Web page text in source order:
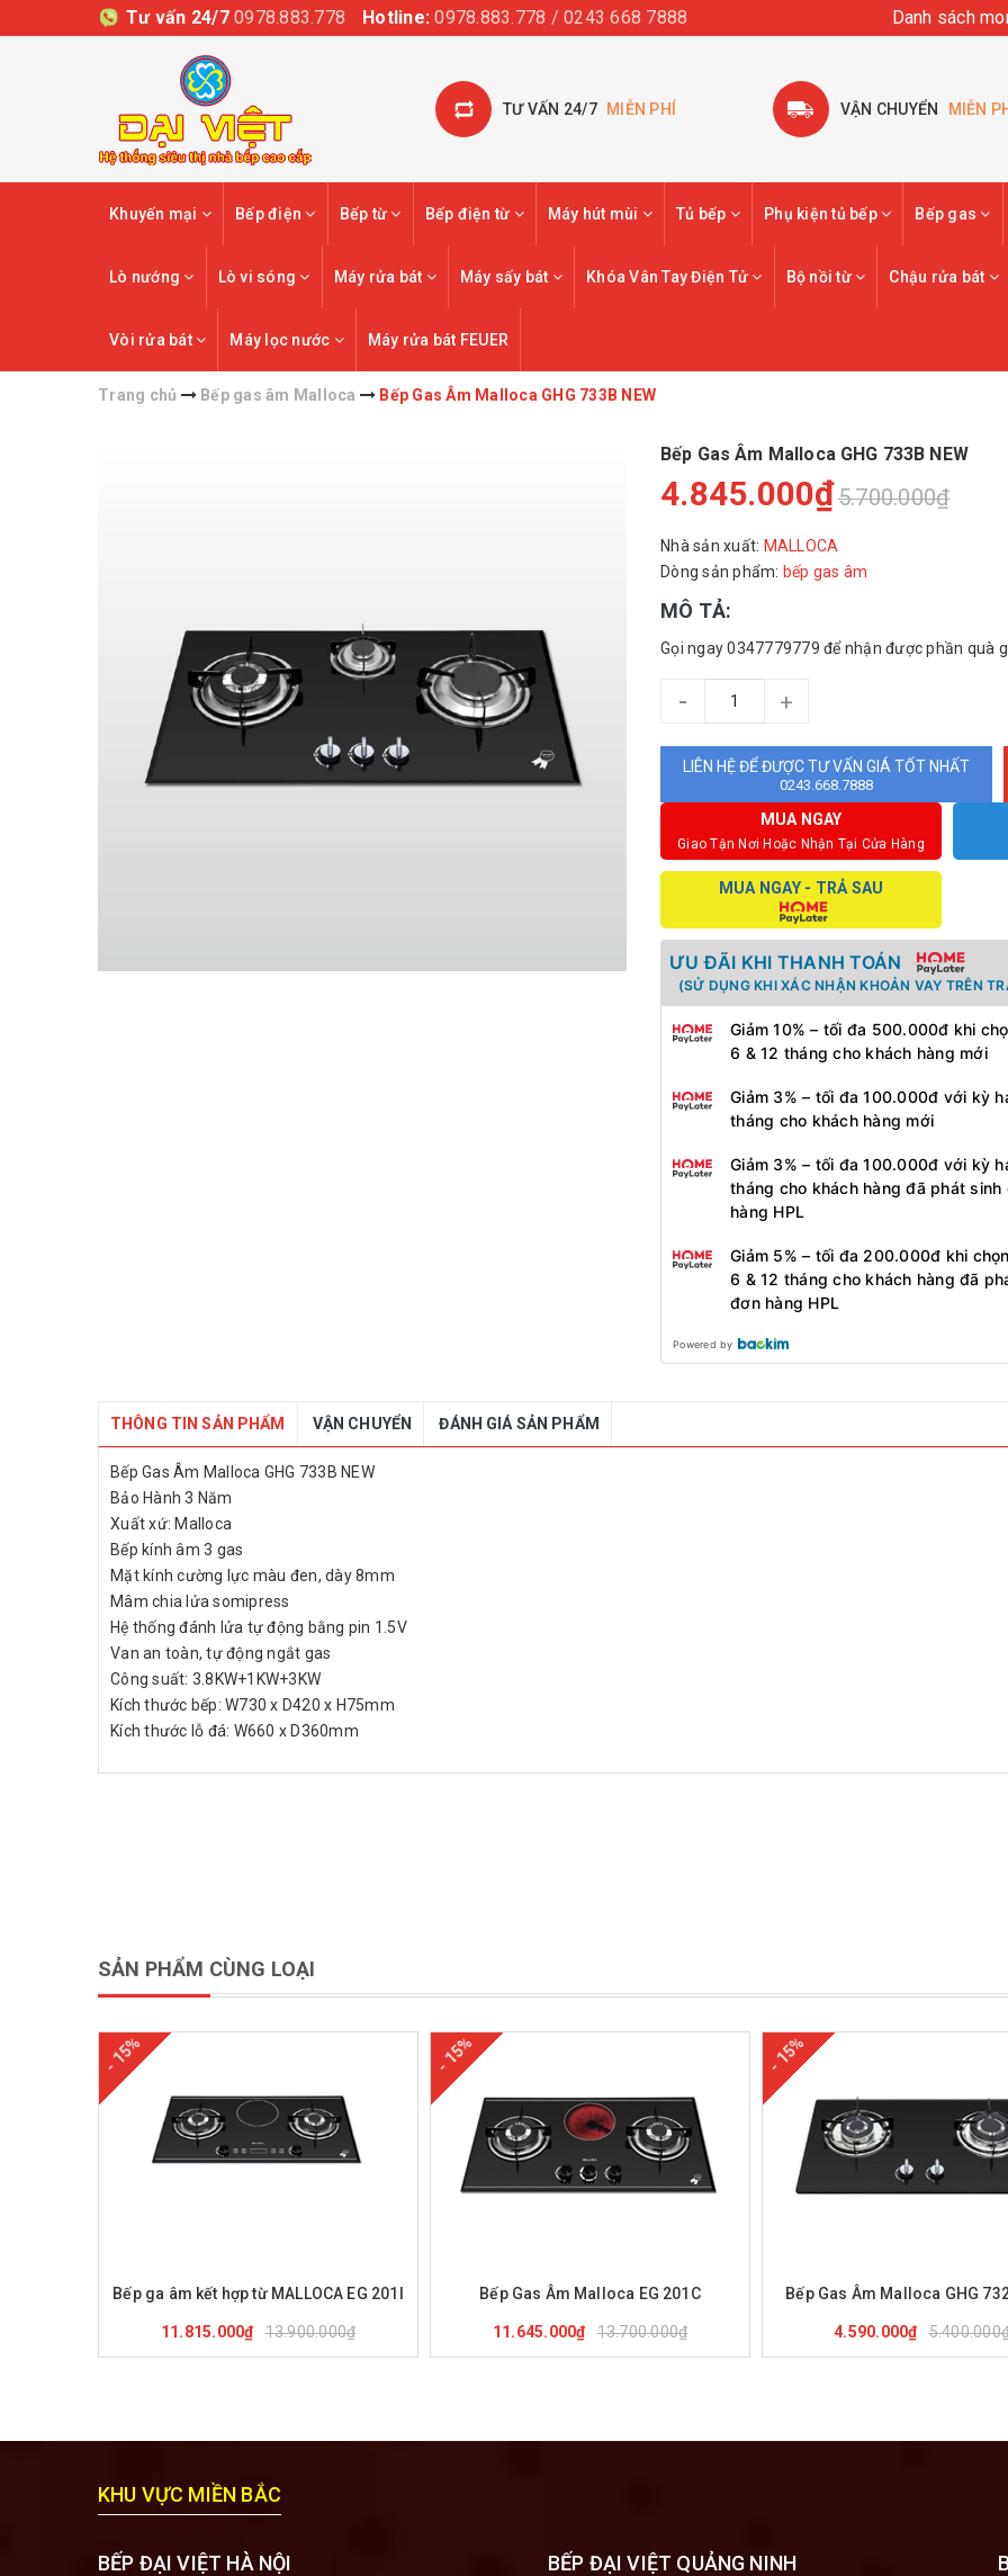
Tư vấn 24/7 0978.883.778 Hotline: 0978.883.778 / 0243 668 7888 Danh sách
TƯ VẤN 24/7 MIỄN PHÍ VẬN CHUYỂN MIỄN
Khuyến mại Bếp điện Bếp từ Bếp điện từ Máy hút mùi Tủ bếp Phụ kiện tủ bếp Bếp gas
Lò nướng Lò vi sóng Máy rửa bát Máy sấy bát Khóa Vân Tay Điện Tử Bộ nồi từ Chậu rửa bát
Vòi rửa bát Máy lọc nước Máy rửa bát FEUER
Trang chủ Bếp gas âm Malloca Bếp Gas Âm Malloca GHG 733B NEW
Bếp Gas Âm Malloca GHG 733B NEW
4.845.000₫5.700.000₫
Nhà sản xuất: MALLOCA
Dòng sản phẩm: bếp gas âm
MÔ TẢ:
Gọi ngay 0347779779 để nhận được phần quà
- +
LIÊN HỆ ĐỂ ĐƯỢC TƯ VẤN GIÁ TỐT NHẤT
0243.668.7888
MUA NGAY
Giao Tận Nơi Hoặc Nhận Tại Cửa Hàng
MUA NGAY - TRẢ SAU
ƯU ĐÃI KHI THANH TOÁN
(SỬ DỤNG KHI XÁC NHẬN KHOẢN VAY TRÊN
Giảm 10% – tối đa 500.000đ khi
6 & 12 tháng cho khách hàng mới
Giảm 3% – tối đa 100.000đ với kỳ
tháng cho khách hàng mới
Giảm 3% – tối đa 100.000đ với kỳ
tháng cho khách hàng đã phát sinh
hàng HPL
Giảm 5% – tối đa 200.000đ khi
6 & 12 tháng cho khách hàng đã
đơn hàng HPL
Powered by
THÔNG TIN SẢN PHẨM VẬN CHUYỂN ĐÁNH GIÁ SẢN PHẨM
Bếp Gas Âm Malloca GHG 733B NEW
Bảo Hành 3 Năm
Xuất xứ: Malloca
Bếp kính âm 3 gas
Mặt kính cường lực màu đen, dày 8mm
Mâm chia lửa somipress
Hệ thống đánh lửa tự động bằng pin 1.5V
Van an toàn, tự động ngắt gas
Công suất: 3.8KW+1KW+3KW
Kích thước bếp: W730 x D420 x H75mm
Kích thước lỗ đá: W660 x D360mm
SẢN PHẨM CÙNG LOẠI
- 15%
Bếp ga âm kết hợp từ MALLOCA EG 201I
11.815.000₫ 13.900.000₫
- 15%
Bếp Gas Âm Malloca EG 201C
11.645.000₫ 13.700.000₫
- 15%
Bếp Gas Âm Malloca GHG
4.590.000₫
KHU VỰC MIỀN BẮC
BẾP ĐẠI VIỆT HÀ NỘI BẾP ĐẠI VIỆT QUẢNG NINH